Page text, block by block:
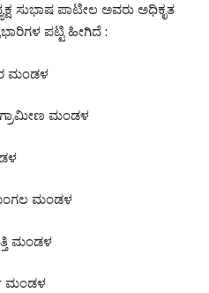
ಸುಭಾಷ ಪಾಟೀಲ ಅವರು ಅಧಿಕೃತ
ಪಟ್ಟಿ ಹೀಗಿದೆ :
ಮಂಡಳ
ಮಂಡಳ
ಮಂಡಳ
ಮಂಡಳ
ಮಂಡಳ